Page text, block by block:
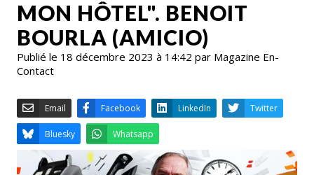
MON HÔTEL". BENOIT
BOURLA (AMICIO)
Publié le 18 décembre 2023 à 14:42 par Magazine En-
Contact